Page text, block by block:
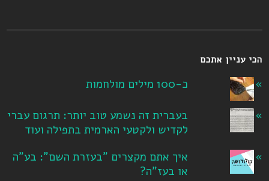
הכי עניין אתכם
כ-100 מילים מולחמות
בעברית זה נשמע טוב יותר: תרגום עברי
לקדיש ולקטעי הארמית בתפילה ועוד
איך אתם מקצרים "בעזרת השם": בע"ה
או בעז"ה?